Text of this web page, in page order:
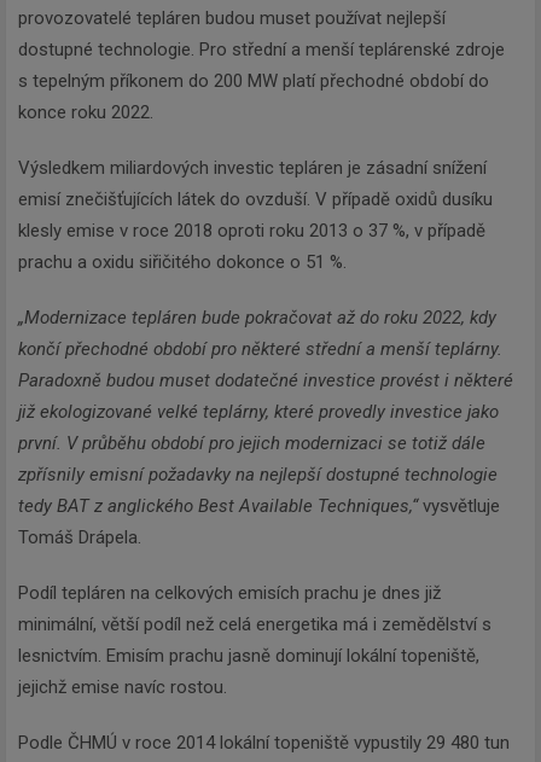
provozovatelé tepláren budou muset používat nejlepší
dostupné technologie. Pro střední a menší teplárenské zdroje
s tepelným příkonem do 200 MW platí přechodné období do
konce roku 2022.
Výsledkem miliardových investic tepláren je zásadní snížení
emisí znečišťujících látek do ovzduší. V případě oxidů dusíku
klesly emise v roce 2018 oproti roku 2013 o 37 %, v případě
prachu a oxidu siřičitého dokonce o 51 %.
„Modernizace tepláren bude pokračovat až do roku 2022, kdy
končí přechodné období pro některé střední a menší teplárny.
Paradoxně budou muset dodatečné investice provést i některé
již ekologizované velké teplárny, které provedly investice jako
první. V průběhu období pro jejich modernizaci se totiž dále
zpřísnily emisní požadavky na nejlepší dostupné technologie
tedy BAT z anglického Best Available Techniques,“vysvětluje
Tomáš Drápela.
Podíl tepláren na celkových emisích prachu je dnes již
minimální, větší podíl než celá energetika má i zemědělství s
lesnictvím. Emisím prachu jasně dominují lokální topeniště,
jejichž emise navíc rostou.
Podle ČHMÚ v roce 2014 lokální topeniště vypustily 29 480 tun